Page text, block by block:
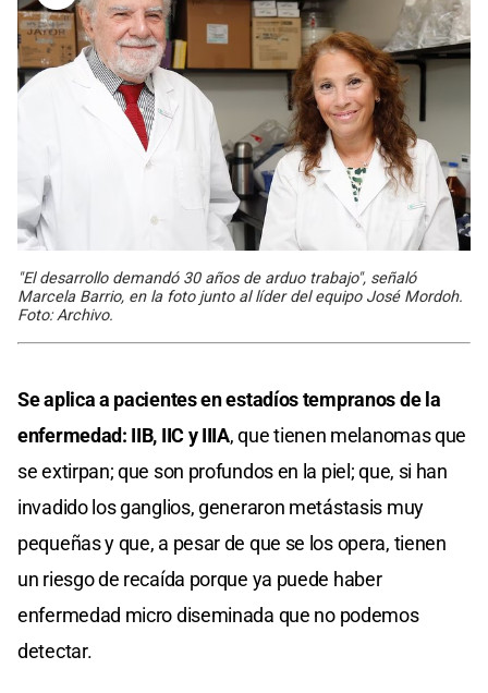
"El desarrollo demandó 30 años de arduo trabajo", señaló
Marcela Barrio, en la foto junto al líder del equipo José Mordoh.
Foto: Archivo.
Se aplica a pacientes en estadíos tempranos de la
enfermedad: IIB, IIC y IIIA, que tienen melanomas que
se extirpan; que son profundos en la piel; que, si han
invadido los ganglios, generaron metástasis muy
pequeñas y que, a pesar de que se los opera, tienen
un riesgo de recaída porque ya puede haber
enfermedad micro diseminada que no podemos
detectar.